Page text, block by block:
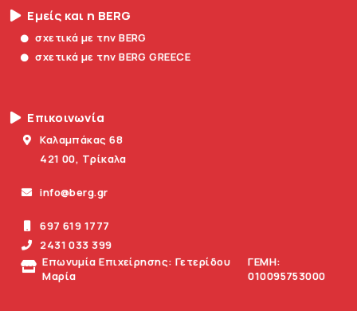
Εμείς και η BERG
σχετικά με την BERG
σχετικά με την BERG GREECE
Επικοινωνία
Καλαμπάκας 68
421 00, Τρίκαλα
info@berg.gr
697 619 1777
2431 033 399
Επωνυμία Επιχείρησης: Γετερίδου
Μαρία
ΓΕΜΗ:
010095753000